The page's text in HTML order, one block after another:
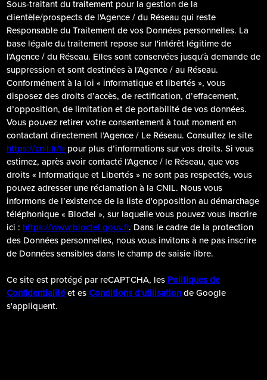
Sous-traitant du traitement pour la gestion de la
clientèle/prospects de l'Agence / du Réseau qui reste
Responsable du Traitement de vos Données personnelles. La
base légale du traitement repose sur l'intérêt légitime de
l'Agence / du Réseau. Elles sont conservées jusqu'à demande de
suppression et sont destinées à l'Agence / au Réseau.
Conformément à la loi « informatique et libertés », vous
disposez des droits d’accès, de rectification, d’effacement,
d’opposition, de limitation et de portabilité de vos données.
Vous pouvez retirer votre consentement à tout moment en
contactant directement l’Agence / Le Réseau. Consultez le site
https://cnil.fr/fr pour plus d’informations sur vos droits. Si vous
estimez, après avoir contacté l'Agence / le Réseau, que vos
droits « Informatique et Libertés » ne sont pas respectés, vous
pouvez adresser une réclamation à la CNIL. Nous vous
informons de l’existence de la liste d'opposition au démarchage
téléphonique « Bloctel », sur laquelle vous pouvez vous inscrire
ici : https://www.bloctel.gouv.fr. Dans le cadre de la protection
des Données personnelles, nous vous invitons à ne pas inscrire
de Données sensibles dans le champ de saisie libre.
Ce site est protégé par reCAPTCHA, les Politiques de
Confidentialitéet esConditions d'utilisationde Google
s'appliquent.